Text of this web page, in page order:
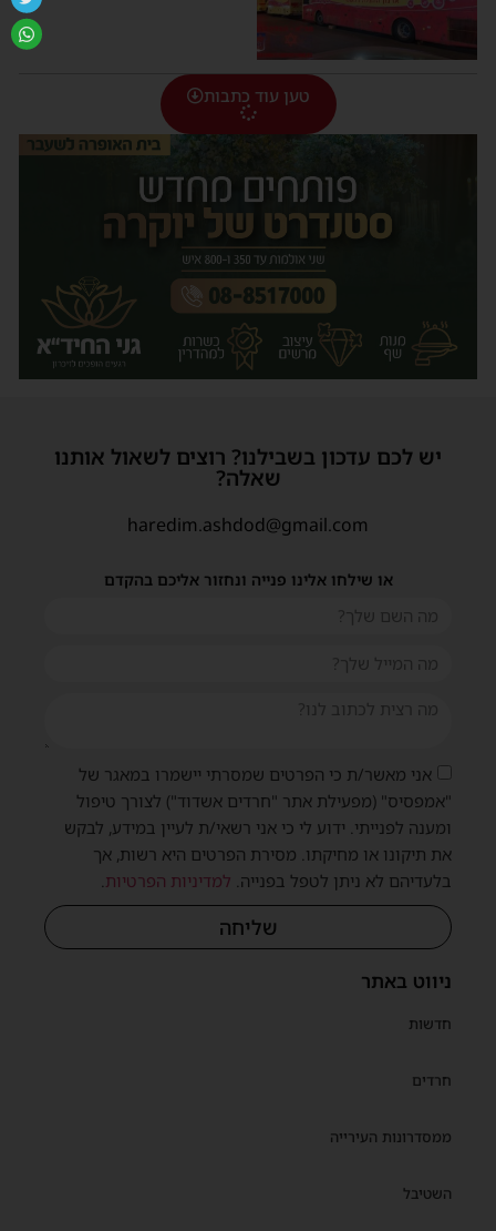
טען עוד כתבות
ניווט באתר
חדשות
חרדים
ממסדרונות העירייה
השטיבל
יש לכם עדכון בשבילנו? רוצים לשאול אותנו
שאלה?
haredim.ashdod@gmail.com
או שילחו אלינו פנייה ונחזור אליכם בהקדם
אני מאשר/ת כי הפרטים שמסרתי יישמרו במאגר של
"אמפסיס" (מפעילת אתר "חרדים אשדוד") לצורך טיפול
ומענה לפנייתי. ידוע לי כי אני רשאי/ת לעיין במידע, לבקש
את תיקונו או מחיקתו. מסירת הפרטים היא רשות, אך
בלעדיהם לא ניתן לטפל בפנייה. למדיניות הפרטיות.
שליחה